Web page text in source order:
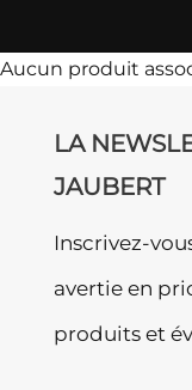
Aucun produit
LA
JAUBERT
Inscrivez-
avertie en
produits et